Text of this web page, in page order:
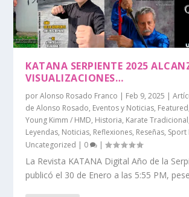
KATANA SERPIENTE 2025
VISUALIZACIONES…
porAlonso Rosado Franco | Feb 9, 2025 |
de Alonso Rosado, Eventos y Noticias, Featured
Young Kimm / HMD, Historia, Karate Tradicional
Leyendas, Noticias, Reflexiones, Reseñas, Sport
Uncategorized | 0 |
La Revista KATANA Digital Año de la
publicó el 30 de Enero a las 5:55 PM,